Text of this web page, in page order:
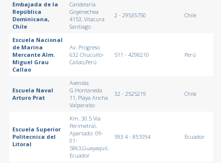
Embajada de la
República
Dominicana,
Chile
Candelaria
Goyenechea
4153, Vitacura
Santiago
2 - 29535750 Chile
Escuela Nacional
de Marina
Mercante Alm.
Miguel Grau
Callao
Av. Progreso
632 Chucuito-
Callao,Perú
511 - 4298210 Perú
Escuela Naval
Arturo Prat
Avenida
G.Hontaneda
11, Playa Ancha
Valparaíso
32 - 2525219 Chile
Escuela Superior
Politecnica del
Litoral
Km. 30.5 Via
Perimetral,
Apartado: 09-
01-
5863,Guayaquil,
Ecuador
593 4 - 851094 Ecuador